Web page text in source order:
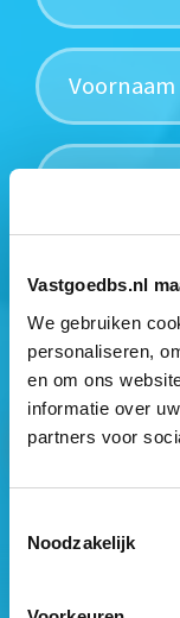
Vastgoedbs.nl
We gebruiken
personaliseren,
en om ons
informatie over
partners voor
Noodzakelijk
Mogen
Ja, ik geef
en mij te
Vastgoed